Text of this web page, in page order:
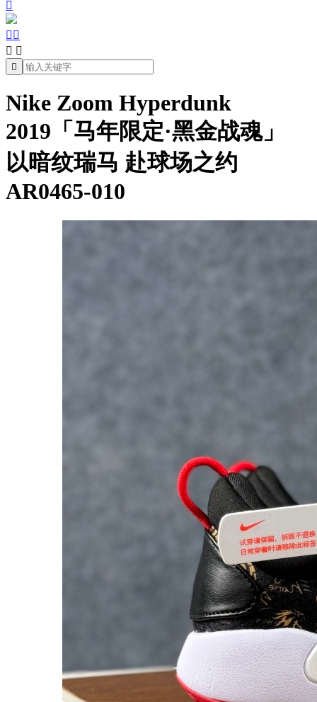

 
 

Nike Zoom Hyperdunk
2019「马年限定·黑金战魂」
以暗纹瑞马 赴球场之约
AR0465-010